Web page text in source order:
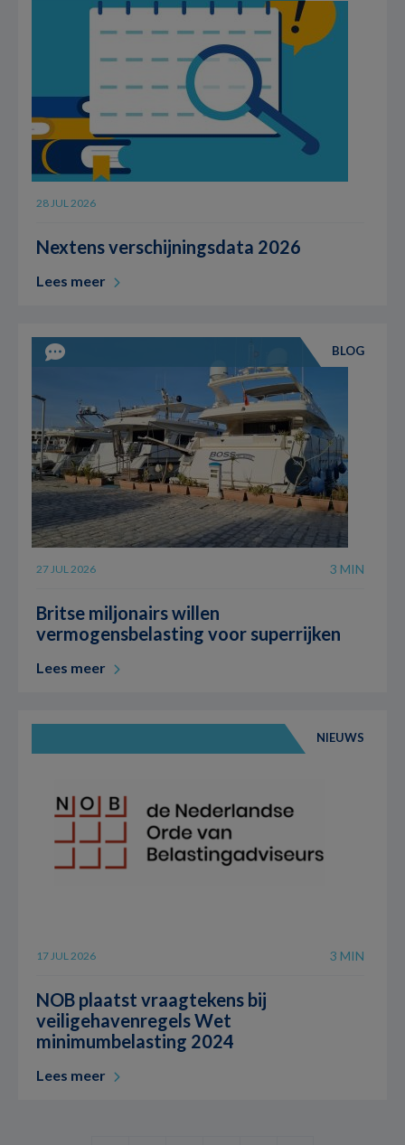
28 JUL 2026
Nextens verschijningsdata 2026
Lees meer
BLOG
27 JUL 2026 3 MIN
Britse miljonairs willen
vermogensbelasting voor superrijken
Lees meer
NIEUWS
17 JUL 2026 3 MIN
NOB plaatst vraagtekens bij
veiligehavenregels Wet
minimumbelasting 2024
Lees meer